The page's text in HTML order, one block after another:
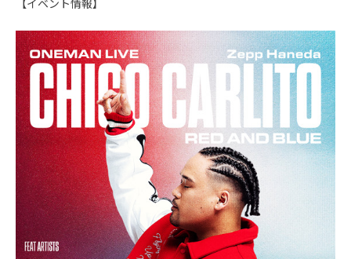
【イベント情報】